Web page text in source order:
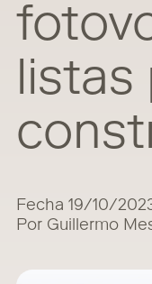
listas
Fecha 19/10/
Por Guillermo